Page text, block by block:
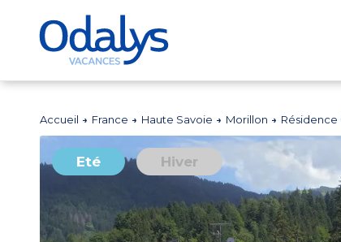
Accueil France Haute Savoie Morillon Résidence
Eté Hiver